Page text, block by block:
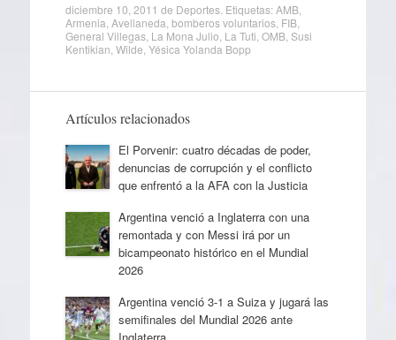
diciembre 10, 2011 de Deportes. Etiquetas:AMB,
Armenia Avellaneda bomberos voluntarios, FIB,
General Villegas, La Mona Julio La Tuti OMB, Susi
Kentikian Wilde Yésica Yolanda Bopp
Artículos relacionados
El Porvenir: cuatro décadas de poder,
denuncias de corrupción y el conflicto
que enfrentó a la AFA con la Justicia
Argentina venció a Inglaterra con una
remontada y con Messi irá por un
bicampeonato histórico en el Mundial
2026
Argentina venció 3-1 a Suiza y jugará las
semifinales del Mundial 2026 ante
Inglaterra